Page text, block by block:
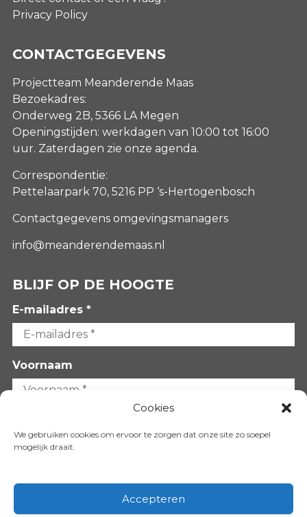
Cookies
We gebruiken cookies om ervoor te zorgen dat onze site zo soepel
mogelijk draait.
Accepteren
Privacy Policy
CONTACTGEGEVENS
Projectteam Meanderende Maas
Bezoekadres:
Onderweg 2B, 5366 LA Megen
Openingstijden: werkdagen van 10:00 tot 16:00
uur. Zaterdagen zie onze agenda.
Correspondentie:
Pettelaarpark 70, 5216 PP ‘s-Hertogenbosch
Contactgegevens omgevingsmanagers
info@meanderendemaas.nl
BLIJF OP DE HOOGTE
E-mailadres *
Voornaam